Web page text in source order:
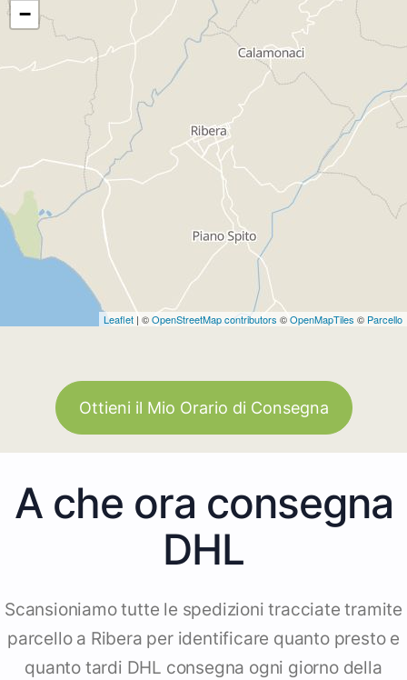
−
Leaflet | ©OpenStreetMap contributors ©OpenMapTiles © Parcello
Ottieni il Mio Orario di Consegna
A che ora consegna
DHL
Scansioniamo tutte le spedizioni tracciate tramite
parcello a Ribera per identificare quanto presto e
quanto tardi DHL consegna ogni giorno della